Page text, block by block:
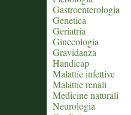
Gastroenterologia
Genetica
Geriatria
Ginecologia
Gravidanza
Handicap
Malattie infettive
Malattie renali
Medicine naturali
Neurologia